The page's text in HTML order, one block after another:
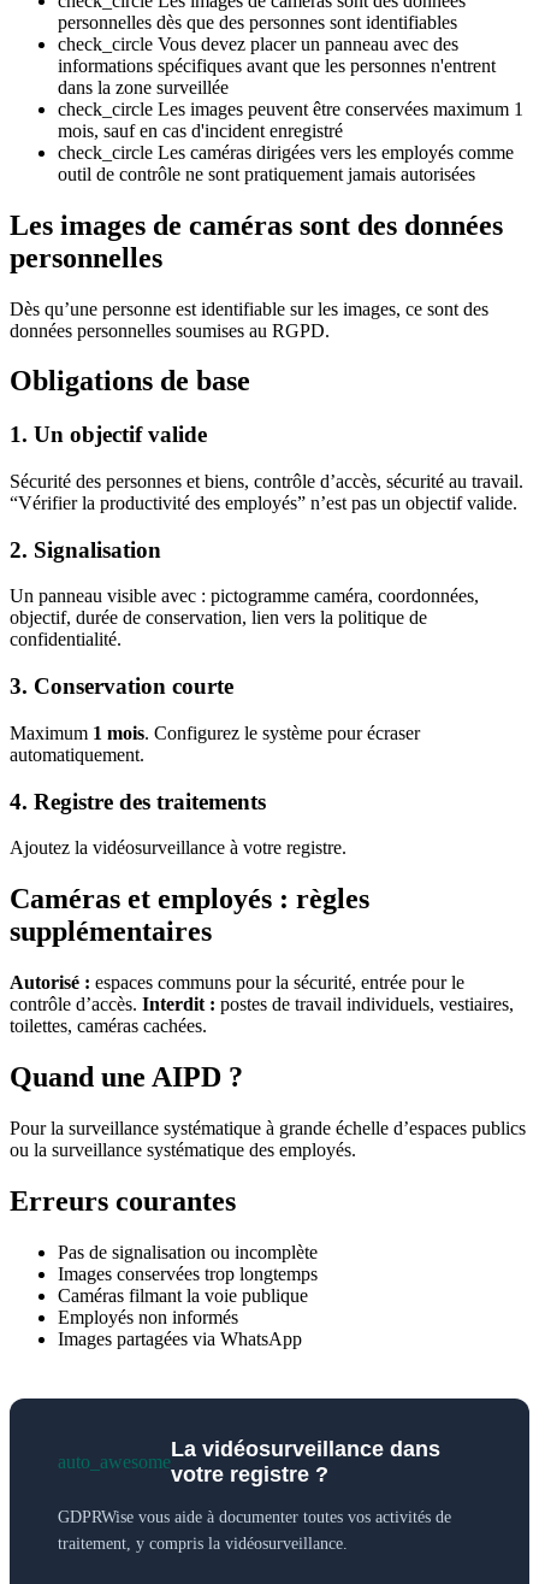
personnelles dès que des personnes sont identifiables
check_circle Vous devez placer un panneau avec des
informations spécifiques avant que les personnes n'entrent
dans la zone surveillée
check_circle Les images peuvent être conservées maximum 1
mois, sauf en cas d'incident enregistré
check_circle Les caméras dirigées vers les employés comme
outil de contrôle ne sont pratiquement jamais autorisées
Les images de caméras sont des données
personnelles
Dès qu’une personne est identifiable sur les images, ce sont des
données personnelles soumises au RGPD.
Obligations de base
1. Un objectif valide
Sécurité des personnes et biens, contrôle d’accès, sécurité au travail.
“Vérifier la productivité des employés” n’est pas un objectif valide.
2. Signalisation
Un panneau visible avec : pictogramme caméra, coordonnées,
objectif, durée de conservation, lien vers la politique de
confidentialité.
3. Conservation courte
Maximum 1 mois. Configurez le système pour écraser
automatiquement.
4. Registre des traitements
Ajoutez la vidéosurveillance à votre registre.
Caméras et employés : règles
supplémentaires
Autorisé : espaces communs pour la sécurité, entrée pour le
contrôle d’accès. Interdit : postes de travail individuels, vestiaires,
toilettes, caméras cachées.
Quand une AIPD ?
Pour la surveillance systématique à grande échelle d’espaces publics
ou la surveillance systématique des employés.
Erreurs courantes
Pas de signalisation ou incomplète
Images conservées trop longtemps
Caméras filmant la voie publique
Employés non informés
Images partagées via WhatsApp
auto_awesome
La vidéosurveillance dans
votre registre ?
GDPRWise vous aide à documenter toutes vos activités de
traitement, y compris la vidéosurveillance.